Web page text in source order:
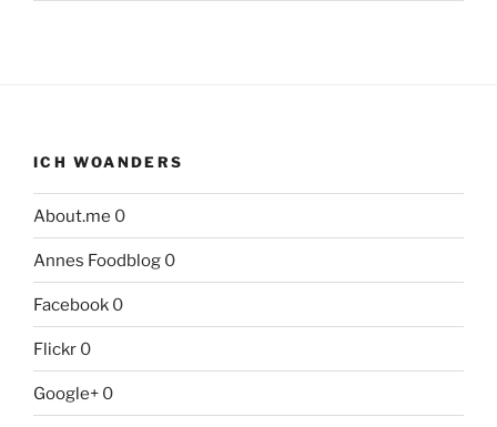
ICH WOANDERS
About.me 0
Annes Foodblog 0
Facebook 0
Flickr 0
Google+ 0